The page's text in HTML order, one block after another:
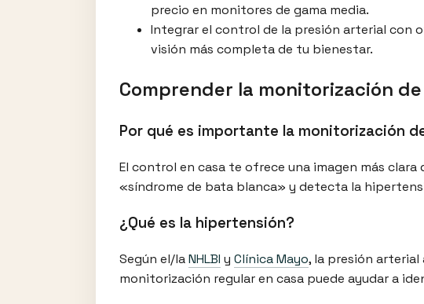
precio en monitores de gama media.
Integrar el control de la presión arterial con
visión más completa de tu bienestar.
Comprender la monitorización
Por qué es importante la monitorización
El control en casa te ofrece una imagen más
«síndrome de bata blanca» y detecta la
¿Qué es la hipertensión?
Según el/laNHLBI y Clínica Mayo, la presión arterial
monitorización regular en casa puede ayudar a